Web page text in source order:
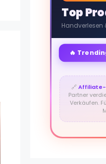
Top
🔥
🔗Affiliate-
Partner
Verkäufen.